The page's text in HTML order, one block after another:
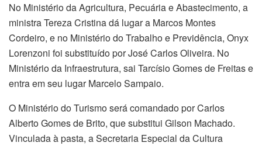
No Ministério da Agricultura, Pecuária e Abastecimento, a
ministra Tereza Cristina dá lugar a Marcos Montes
Cordeiro, e no Ministério do Trabalho e Previdência, Onyx
Lorenzoni foi substituído por José Carlos Oliveira. No
Ministério da Infraestrutura, sai Tarcísio Gomes de Freitas e
entra em seu lugar Marcelo Sampaio.
O Ministério do Turismo será comandado por Carlos
Alberto Gomes de Brito, que substitui Gilson Machado.
Vinculada à pasta, a Secretaria Especial da Cultura